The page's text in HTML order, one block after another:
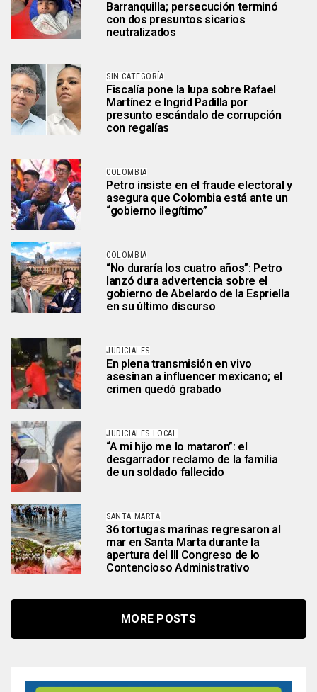
Barranquilla; persecución terminó
con dos presuntos sicarios
neutralizados
SIN CATEGORÍA
Fiscalía pone la lupa sobre Rafael
Martínez e Ingrid Padilla por
presunto escándalo de corrupción
con regalías
COLOMBIA
Petro insiste en el fraude electoral y
asegura que Colombia está ante un
“gobierno ilegítimo”
COLOMBIA
“No duraría los cuatro años”: Petro
lanzó dura advertencia sobre el
gobierno de Abelardo de la Espriella
en su último discurso
JUDICIALES
En plena transmisión en vivo
asesinan a influencer mexicano; el
crimen quedó grabado
JUDICIALES LOCAL
“A mi hijo me lo mataron”: el
desgarrador reclamo de la familia
de un soldado fallecido
SANTA MARTA
36 tortugas marinas regresaron al
mar en Santa Marta durante la
apertura del III Congreso de lo
Contencioso Administrativo
MORE POSTS